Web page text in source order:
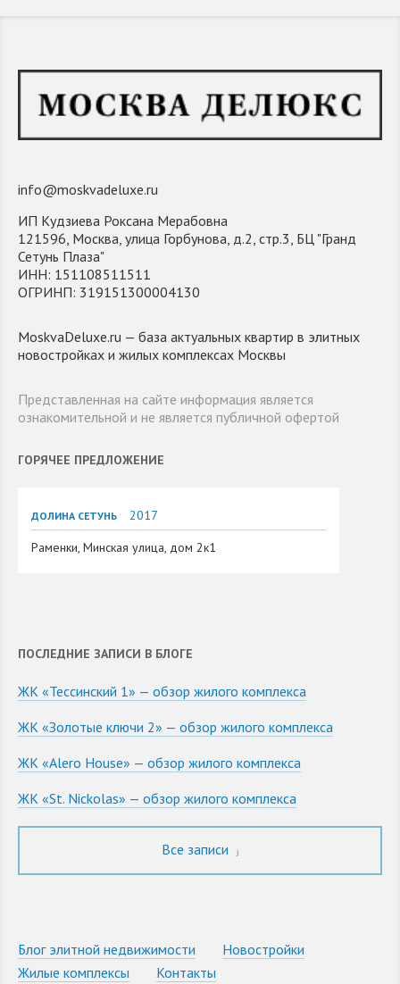
info@moskvadeluxe.ru
ИП Кудзиева Роксана Мерабовна
121596, Москва, улица Горбунова, д.2, стр.3, БЦ "Гранд
Сетунь Плаза"
ИНН: 151108511511
ОГРИНП: 319151300004130
MoskvaDeluxe.ru — база актуальных квартир в элитных
новостройках и жилых комплексах Москвы
Представленная на сайте информация является
ознакомительной и не является публичной офертой
ГОРЯЧЕЕ ПРЕДЛОЖЕНИЕ
ДОЛИНА СЕТУНЬ
2017
Раменки, Минская улица, дом 2к1
ПОСЛЕДНИЕ ЗАПИСИ В БЛОГЕ
ЖК «Тессинский 1» — обзор жилого комплекса
ЖК «Золотые ключи 2» — обзор жилого комплекса
ЖК «Alero House» — обзор жилого комплекса
ЖК «St. Nickolas» — обзор жилого комплекса
Все записи
Блог элитной недвижимости
Новостройки
Жилые комплексы
Контакты